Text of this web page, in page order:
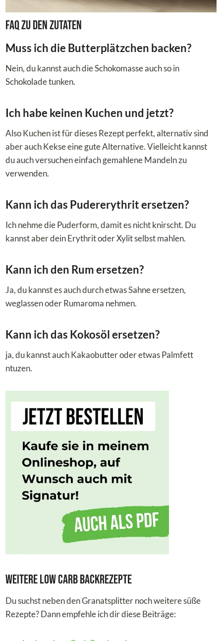
FAQ zu den Zutaten
Muss ich die Butterplätzchen backen?
Nein, du kannst auch die Schokomasse auch so in
Schokolade tunken.
Ich habe keinen Kuchen und jetzt?
Also Kuchen ist für dieses Rezept perfekt, alternativ sind
aber auch Kekse eine gute Alternative. Vielleicht kannst
du auch versuchen einfach gemahlene Mandeln zu
verwenden.
Kann ich das Pudererythrit ersetzen?
Ich nehme die Puderform, damit es nicht knirscht. Du
kannst aber dein Erythrit oder Xylit selbst mahlen.
Kann ich den Rum ersetzen?
Ja, du kannst es auch durch etwas Sahne ersetzen,
weglassen oder Rumaroma nehmen.
Kann ich das Kokosöl ersetzen?
ja, du kannst auch Kakaobutter oder etwas Palmfett
ntuzen.
Weitere Low Carb Backrezepte
Du suchst neben den Granatsplitter noch weitere süße
Rezepte? Dann empfehle ich dir diese Beiträge: